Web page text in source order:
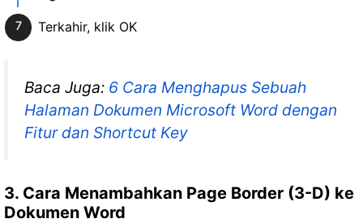
Terkahir, klik OK
Baca Juga: 6 Cara Menghapus Sebuah
Halaman Dokumen Microsoft Word dengan
Fitur dan Shortcut Key
3. Cara Menambahkan Page Border (3-D) ke
Dokumen Word